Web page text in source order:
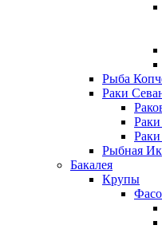
Рыба
Раки
Рыбная
Бакалея
Крупы